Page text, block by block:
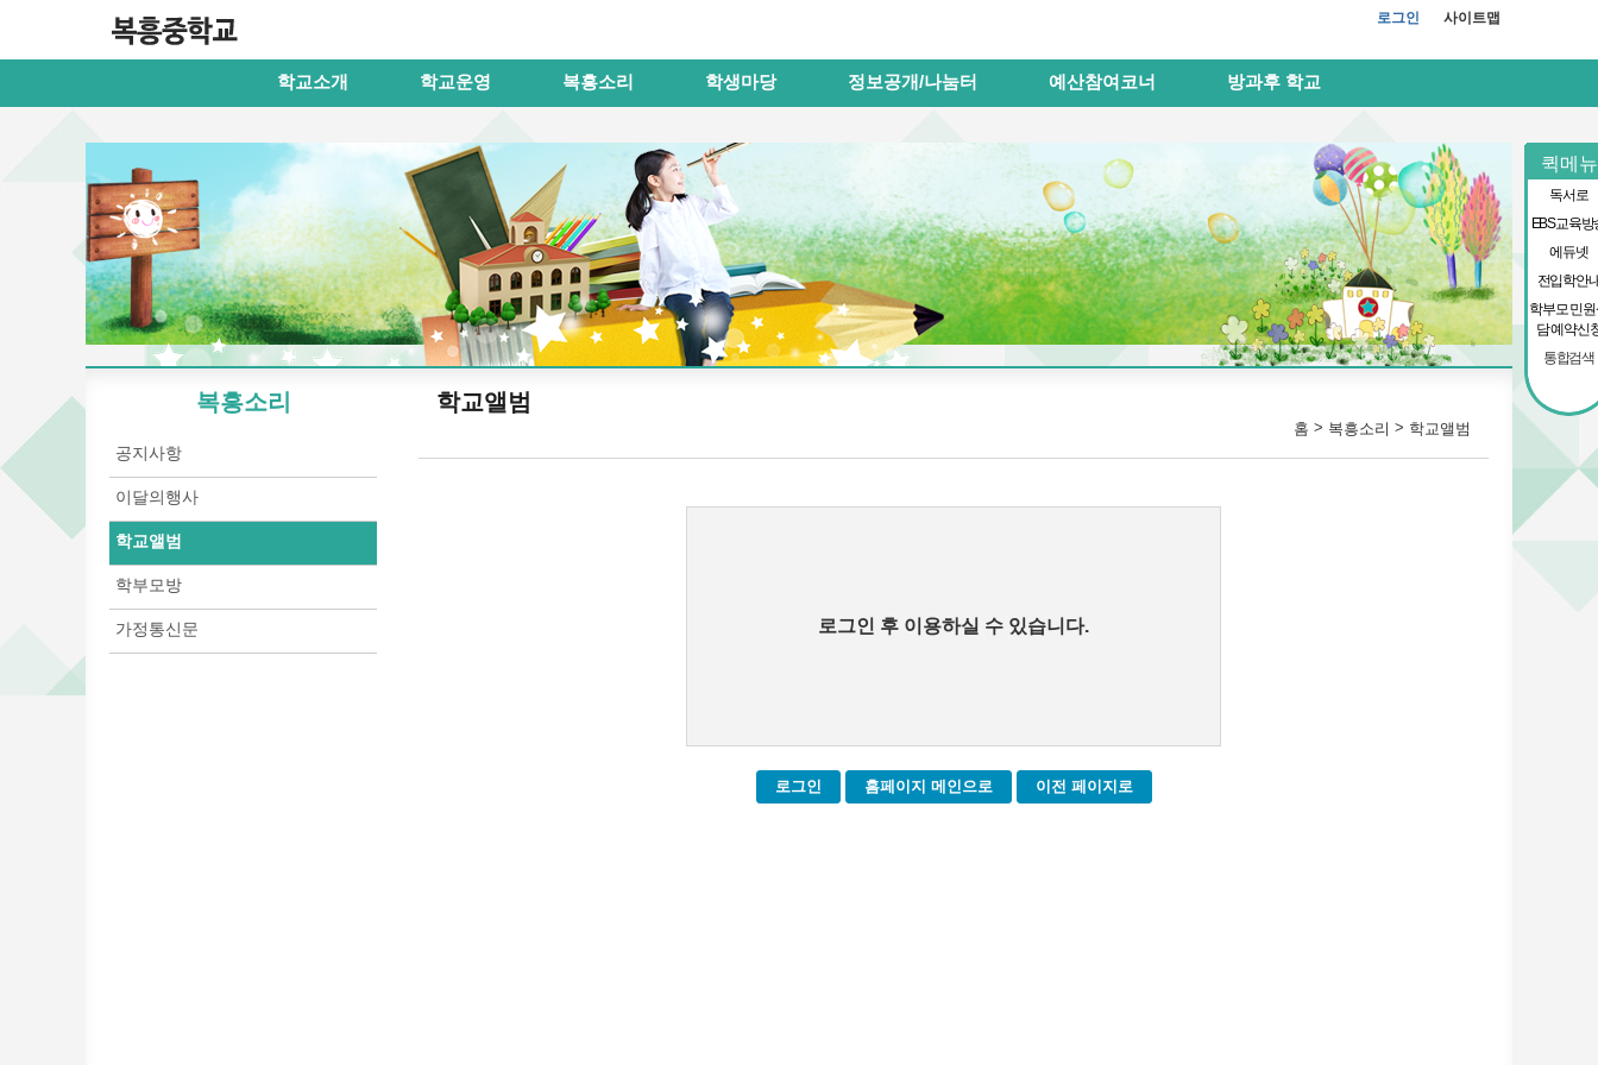
로그인 사이트맵
학교소개 학교운영 복흥소리 학생마당 정보공개/나눔터 예산참여코너 방과후 학교
퀵메뉴
독서로
EBS교육방
에듀넷
전입학안
학부모 민
담 예약신
통합검색
복흥소리
공지사항
이달의행사
학교앨범
학부모방
가정통신문
학교앨범
홈 > 복흥소리 > 학교앨범
로그인 후 이용하실 수 있습니다.
로그인 홈페이지 메인으로 이전 페이지로